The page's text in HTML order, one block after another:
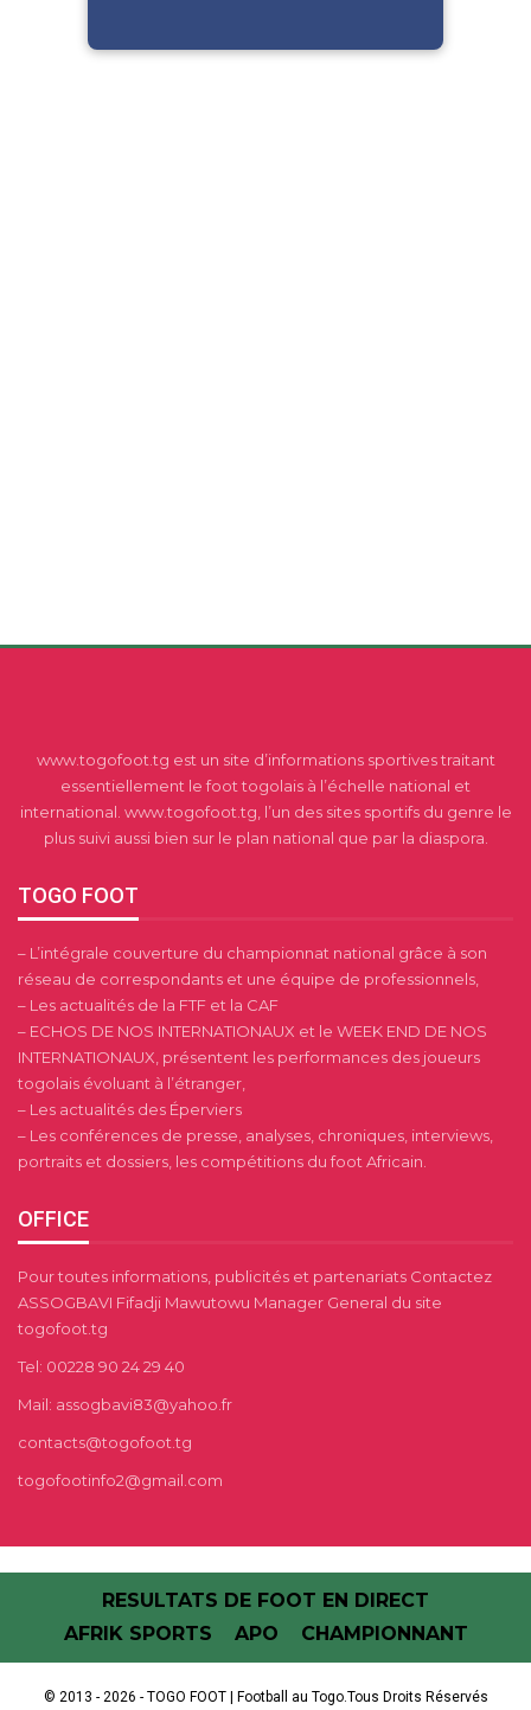
www.togofoot.tg est un site d’informations sportives traitant
essentiellement le foot togolais à l’échelle national et
international. www.togofoot.tg, l’un des sites sportifs du genre le
plus suivi aussi bien sur le plan national que par la diaspora.
TOGO FOOT
– L’intégrale couverture du championnat national grâce à son
réseau de correspondants et une équipe de professionnels,
– Les actualités de la FTF et la CAF
– ECHOS DE NOS INTERNATIONAUX et le WEEK END DE NOS
INTERNATIONAUX, présentent les performances des joueurs
togolais évoluant à l’étranger,
– Les actualités des Éperviers
– Les conférences de presse, analyses, chroniques, interviews,
portraits et dossiers, les compétitions du foot Africain.
OFFICE
Pour toutes informations, publicités et partenariats Contactez
ASSOGBAVI Fifadji Mawutowu Manager General du site
togofoot.tg
Tel: 00228 90 24 29 40
Mail: assogbavi83@yahoo.fr
contacts@togofoot.tg
togofootinfo2@gmail.com
RESULTATS DE FOOT EN DIRECT
AFRIK SPORTS
APO CHAMPIONNANT
© 2013 - 2026 - TOGO FOOT | Football au Togo.Tous Droits Réservés